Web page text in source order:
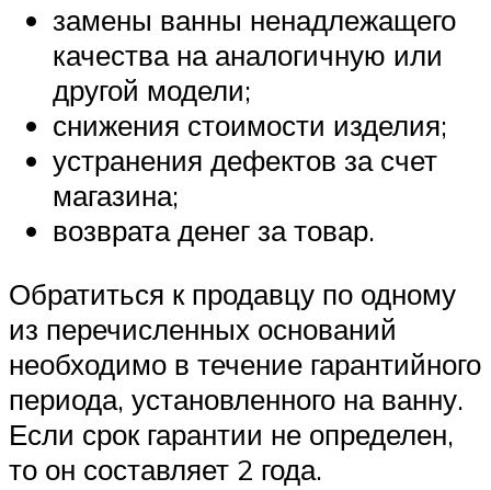
замены ванны ненадлежащего
качества на аналогичную или
другой модели;
снижения стоимости изделия;
устранения дефектов за счет
магазина;
возврата денег за товар.
Обратиться к продавцу по одному
из перечисленных оснований
необходимо в течение гарантийного
периода, установленного на ванну.
Если срок гарантии не определен,
то он составляет 2 года.